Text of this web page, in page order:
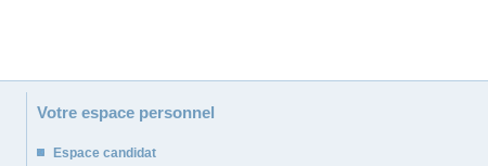
Votre espace personnel
Espace candidat